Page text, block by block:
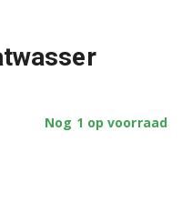
Nog 1 op voorraad